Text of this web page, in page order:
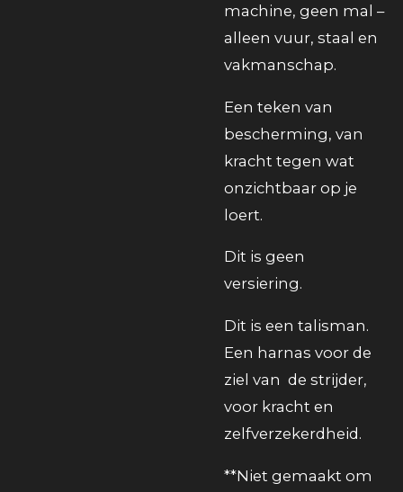
machine, geen mal –
alleen vuur, staal en
vakmanschap.
Een teken van
bescherming, van
kracht tegen wat
onzichtbaar op je
loert.
Dit is geen
versiering.
Dit is een talisman.
Een harnas voor de
ziel van de strijder,
voor kracht en
zelfverzekerdheid.
**Niet gemaakt om